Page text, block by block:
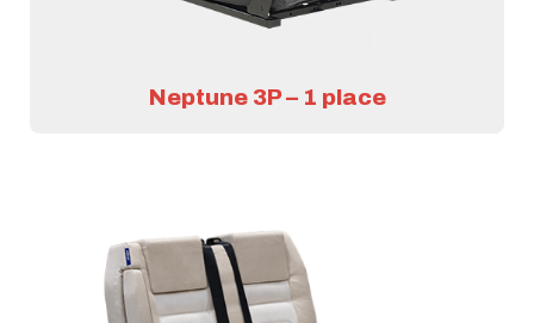
Neptune 3P – 1 place